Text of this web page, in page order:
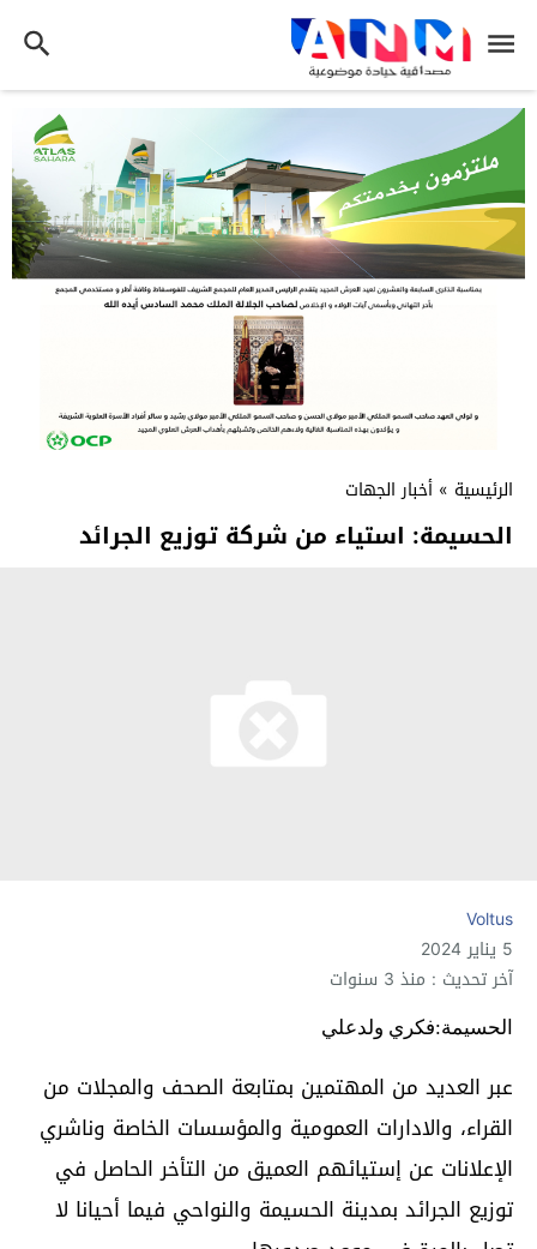
الرئيسية » أخبار الجهات
الحسيمة: استياء من شركة توزيع الجرائد
Voltus
5 يناير 2024
آخر تحديث : منذ 3 سنوات
الحسيمة:فكري ولدعلي
عبر العديد من المهتمين بمتابعة الصحف والمجلات من
القراء، والادارات العمومية والمؤسسات الخاصة وناشري
الإعلانات عن إستيائهم العميق من التأخر الحاصل في
توزيع الجرائد بمدينة الحسيمة والنواحي فيما أحيانا لا